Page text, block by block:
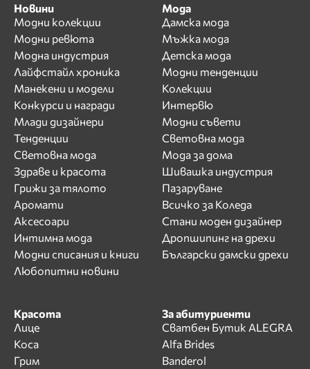
Новини
Модни колекции
Модни ревюта
Модна индустрия
Лайфстайл хроника
Манекени и модели
Конкурси и награди
Млади дизайнери
Тенденции
Световна мода
Здраве и красота
Грижи за тялото
Аромати
Аксесоари
Интимна мода
Модни списания и книги
Любопитни новини
Мода
Дамска мода
Мъжка мода
Детска мода
Модни тенденции
Колекции
Интервю
Модни съвети
Световна мода
Мода за дома
Шивашка индустрия
Пазаруване
Всичко за Коледа
Стани моден дизайнер
Дропшипинг на дрехи
Български дамски дрехи
Красота
Лице
Коса
Грим
За абитуриенти
Сватбен Бутик ALEGRA
Alfa Brides
Banderol